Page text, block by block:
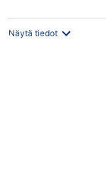
Näytä tiedot